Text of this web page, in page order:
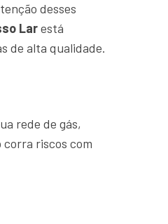
desses
Larestá
de alta qualidade.
rede de gás,
riscos com